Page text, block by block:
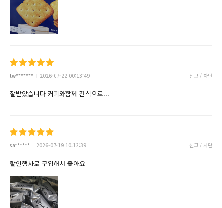
tw******* 2026-07-22 00:13:49 신고 / 차단
잘받았습니다 커피와함께 간식으로...
sa****** 2026-07-19 10:12:39 신고 / 차단
할인행사로 구입해서 좋아요